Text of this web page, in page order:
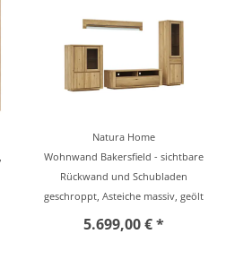
Natura Home
Wohnwand Bakersfield - sichtbare
Rückwand und Schubladen
geschroppt, Asteiche massiv, geölt
5.699,00 € *